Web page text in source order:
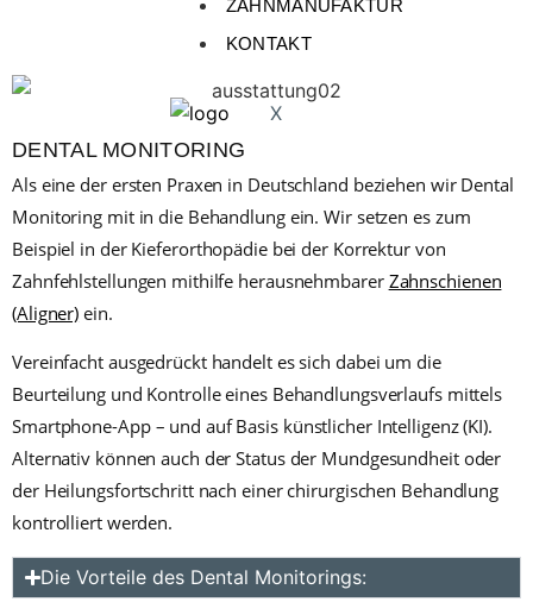
ZAHNMANUFAKTUR
KONTAKT
X
DENTAL MONITORING
Als eine der ersten Praxen in Deutschland beziehen wir Dental
Monitoring mit in die Behandlung ein. Wir setzen es zum
Beispiel in der Kieferorthopädie bei der Korrektur von
Zahnfehlstellungen mithilfe herausnehmbarer Zahnschienen
(Aligner) ein.
Vereinfacht ausgedrückt handelt es sich dabei um die
Beurteilung und Kontrolle eines Behandlungsverlaufs mittels
Smartphone-App – und auf Basis künstlicher Intelligenz (KI).
Alternativ können auch der Status der Mundgesundheit oder
der Heilungsfortschritt nach einer chirurgischen Behandlung
kontrolliert werden.
Die Vorteile des Dental Monitorings: